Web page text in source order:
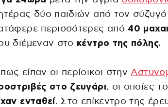
δύο παιδιών από τον
περισσότερες από 40
διέμεναν στο κέντρο της πόλης.
είπαν οι περίοικοι στην
στο ζευγάρι, οι οποίες
ενταθεί. Στο επίκεντρο της